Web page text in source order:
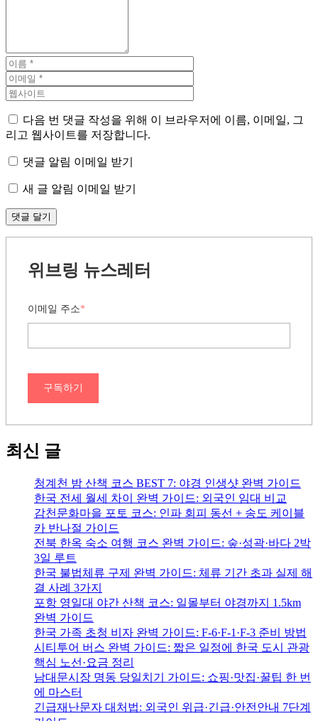
다음 번 댓글 작성을 위해 이 브라우저에 이름, 이메일, 그
리고 웹사이트를 저장합니다.
댓글 알림 이메일 받기
새 글 알림 이메일 받기
위브링 뉴스레터
이메일 주소*
구독하기
최신 글
청계천 밤 산책 코스 BEST 7: 야경 인생샷 완벽 가이드
한국 전세 월세 차이 완벽 가이드: 외국인 임대 비교
감천문화마을 포토 코스: 인파 회피 동선 + 송도 케이블
카 반나절 가이드
전북 한옥 숙소 여행 코스 완벽 가이드: 숲·성곽·바다 2박
3일 루트
한국 불법체류 구제 완벽 가이드: 체류 기간 초과 실제 해
결 사례 3가지
포항 영일대 야간 산책 코스: 일몰부터 야경까지 1.5km
완벽 가이드
한국 가족 초청 비자 완벽 가이드: F-6·F-1·F-3 준비 방법
시티투어 버스 완벽 가이드: 짧은 일정에 한국 도시 관광
핵심 노선·요금 정리
남대문시장 명동 당일치기 가이드: 쇼핑·맛집·꿀팁 한 번
에 마스터
긴급재난문자 대처법: 외국인 위급·긴급·안전안내 7단계